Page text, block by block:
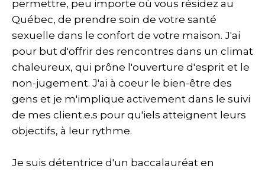
permettre, peu importe où vous résidez au
Québec, de prendre soin de votre santé
sexuelle dans le confort de votre maison. J'ai
pour but d'offrir des rencontres dans un climat
chaleureux, qui prône l'ouverture d'esprit et le
non-jugement. J'ai à coeur le bien-être des
gens et je m'implique activement dans le suivi
de mes client.e.s pour qu'iels atteignent leurs
objectifs, à leur rythme.
Je suis détentrice d'un baccalauréat en